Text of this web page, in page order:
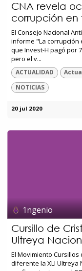
CNA revela
corrupción
El Consejo Nacional
informe "La corrupción
que Invest-H pagó por
pero el v...
ACTUALIDAD
NOTICIAS
20 jul 2020
1ngenio
Cursillo de
Ultreya
El Movimiento Cursillos
diferente la XLI Ultreya